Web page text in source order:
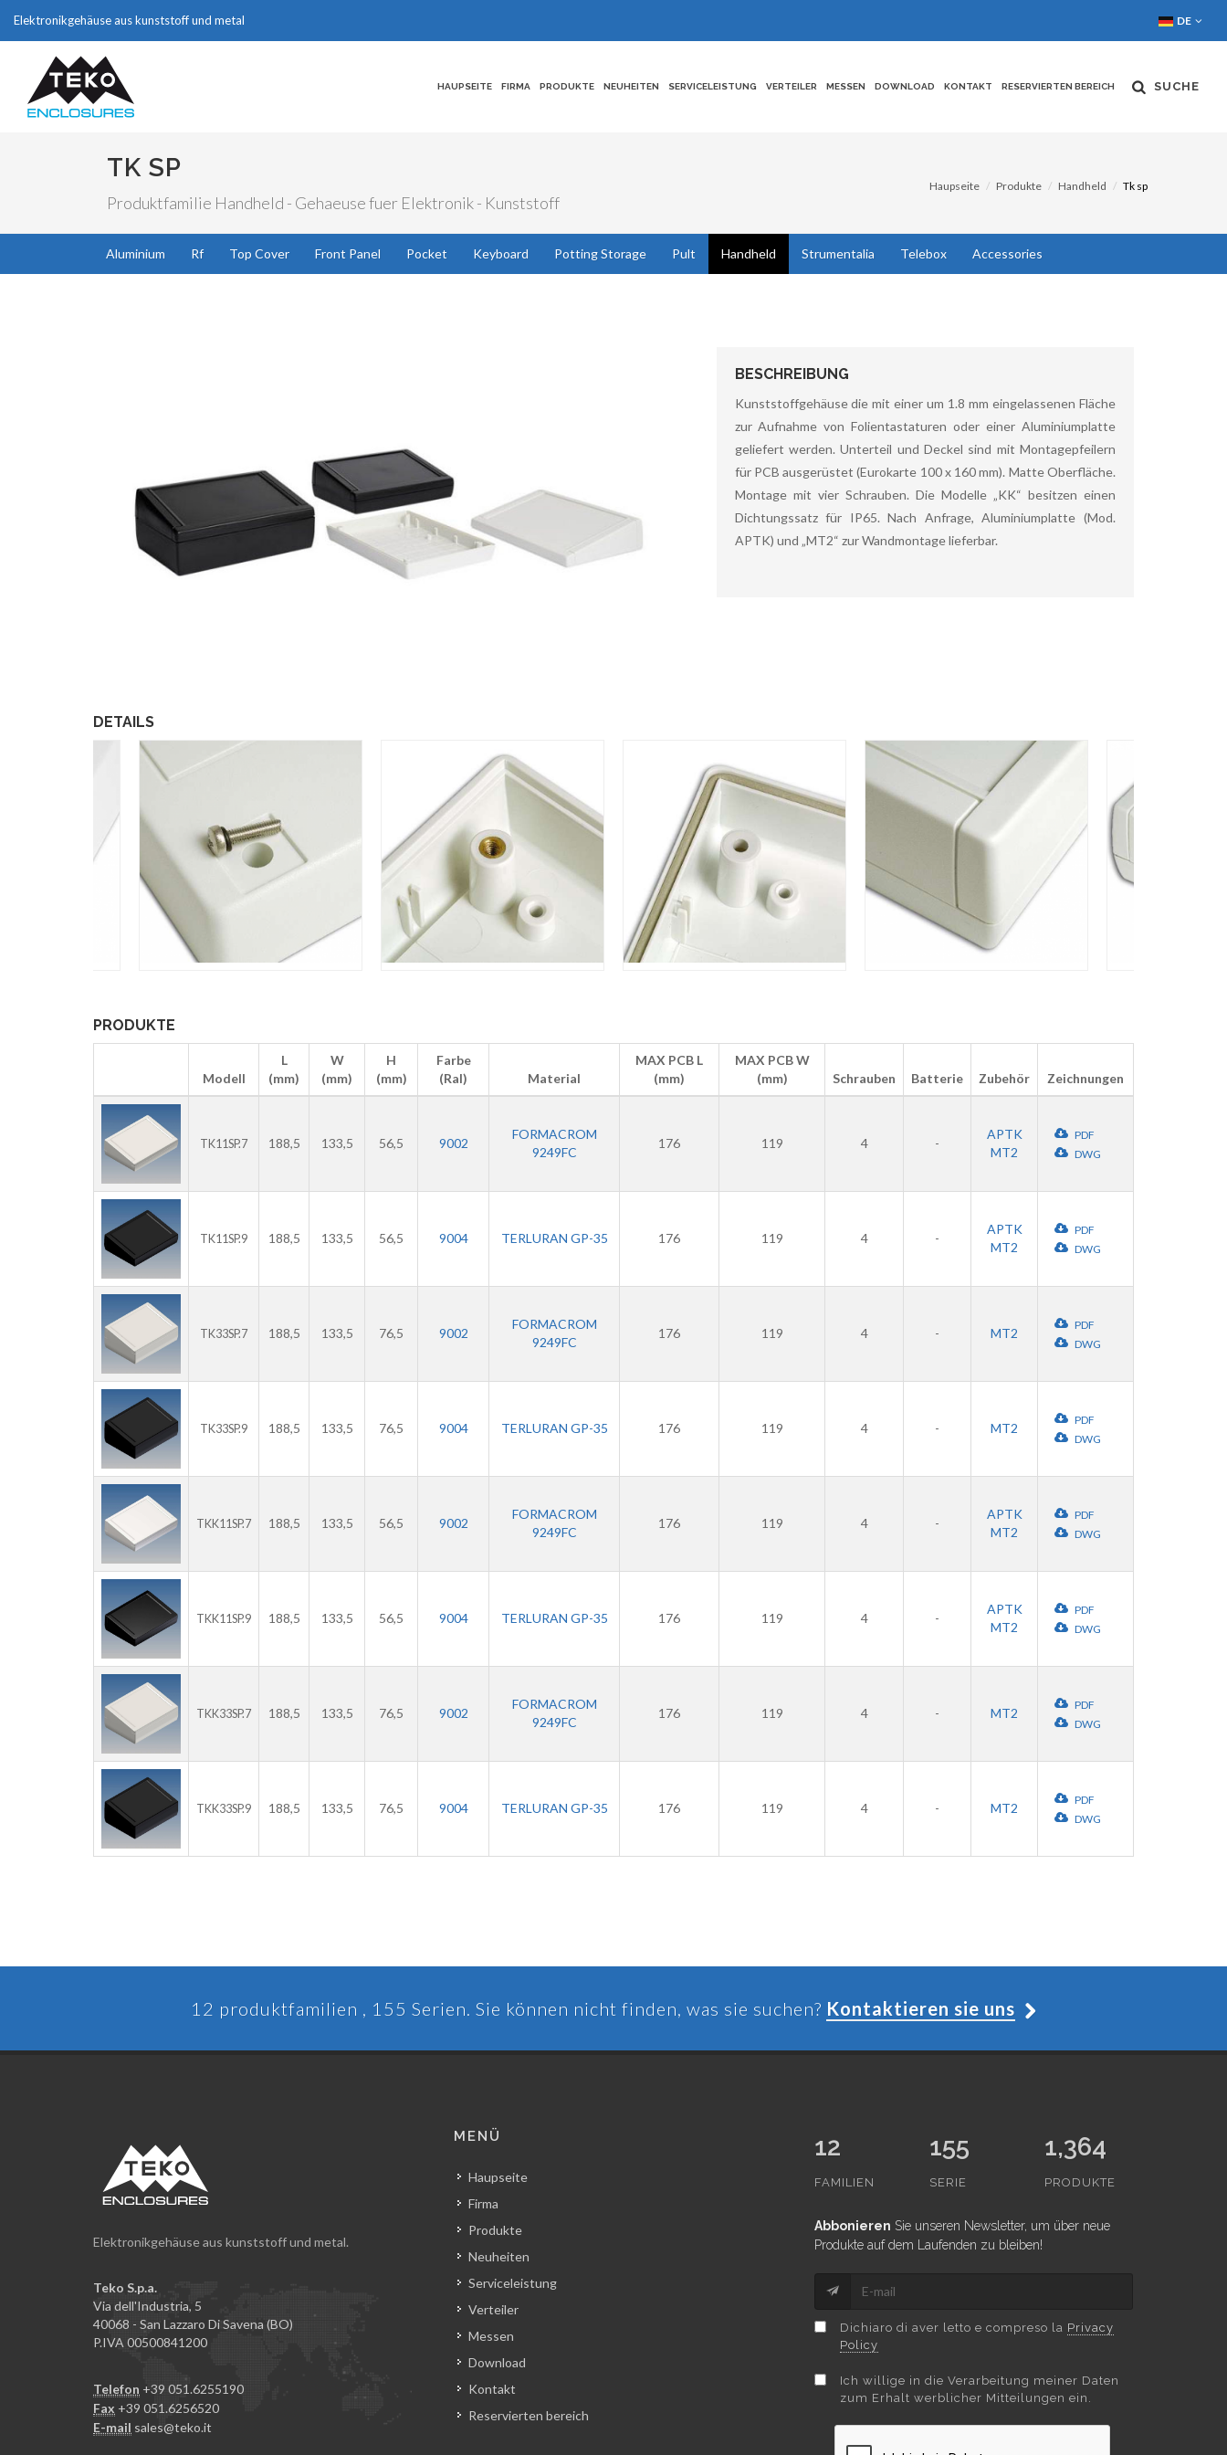
Elektronikgehäuse aus kunststoff und metal DE
HAUPSEITE FIRMA PRODUKTE NEUHEITEN SERVICELEISTUNG VERTEILER MESSEN DOWNLOAD KONTAKT RESERVIERTEN BEREICH SUCHE
TK SP
Produktfamilie Handheld - Gehaeuse fuer Elektronik - Kunststoff
Haupseite Produkte Handheld Tk sp
Aluminium Rf Top Cover Front Panel Pocket Keyboard Potting Storage Pult Handheld Strumentalia Telebox Accessories
BESCHREIBUNG
Kunststoffgehäuse die mit einer um 1.8 mm eingelassenen Fläche
zur Aufnahme von Folientastaturen oder einer Aluminiumplatte
geliefert werden. Unterteil und Deckel sind mit Montagepfeilern
für PCB ausgerüstet (Eurokarte 100 x 160 mm). Matte Oberfläche.
Montage mit vier Schrauben. Die Modelle „KK“ besitzen einen
Dichtungssatz für IP65. Nach Anfrage, Aluminiumplatte (Mod.
APTK) und „MT2“ zur Wandmontage lieferbar.
DETAILS
PRODUKTE
Modell
L
(mm)
W
(mm)
H
(mm)
Farbe
(Ral)
Material
MAX PCB L
(mm)
MAX PCB W
(mm)
Schrauben Batterie Zubehör Zeichnungen
TK11SP.7 188,5 133,5 56,5 9002
FORMACROM
9249FC
176 119 4 -
APTK
MT2
PDF
DWG
TK11SP.9 188,5 133,5 56,5 9004 TERLURAN GP-35 176 119 4 -
APTK
MT2
PDF
DWG
TK33SP.7 188,5 133,5 76,5 9002
FORMACROM
9249FC
176 119 4 - MT2
PDF
DWG
TK33SP.9 188,5 133,5 76,5 9004 TERLURAN GP-35 176 119 4 - MT2
PDF
DWG
TKK11SP.7 188,5 133,5 56,5 9002
FORMACROM
9249FC
176 119 4 -
APTK
MT2
PDF
DWG
TKK11SP.9 188,5 133,5 56,5 9004 TERLURAN GP-35 176 119 4 -
APTK
MT2
PDF
DWG
TKK33SP.7 188,5 133,5 76,5 9002
FORMACROM
9249FC
176 119 4 - MT2
PDF
DWG
TKK33SP.9 188,5 133,5 76,5 9004 TERLURAN GP-35 176 119 4 - MT2
PDF
DWG
12 produktfamilien , 155 Serien. Sie können nicht finden, was sie suchen? Kontaktieren sie uns
Elektronikgehäuse aus kunststoff und metal.
Teko S.p.a.
Via dell'Industria, 5
40068 - San Lazzaro Di Savena (BO)
P.IVA 00500841200
Telefon +39 051.6255190
Fax +39 051.6256520
E-mail sales@teko.it
MENÜ
Haupseite
Firma
Produkte
Neuheiten
Serviceleistung
Verteiler
Messen
Download
Kontakt
Reservierten bereich
12
FAMILIEN
155
SERIE
1,364
PRODUKTE
Abbonieren Sie unseren Newsletter, um über neue
Produkte auf dem Laufenden zu bleiben!
Dichiaro di aver letto e compreso la Privacy
Policy
Ich willige in die Verarbeitung meiner Daten
zum Erhalt werblicher Mitteilungen ein.